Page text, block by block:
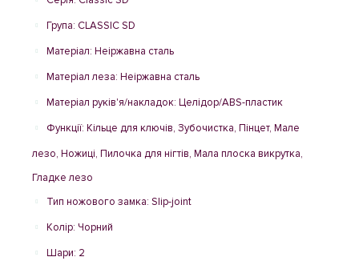
Група: CLASSIC SD
Матеріал: Неіржавна сталь
Матеріал леза: Неіржавна сталь
Матеріал руків'я/накладок: Целідор/ABS-пластик
Функції: Кільце для ключів, Зубочистка, Пінцет, Мале
лезо, Ножиці, Пилочка для нігтів, Мала плоска викрутка,
Гладке лезо
Тип ножового замка: Slip-joint
Колір: Чорний
Шари: 2